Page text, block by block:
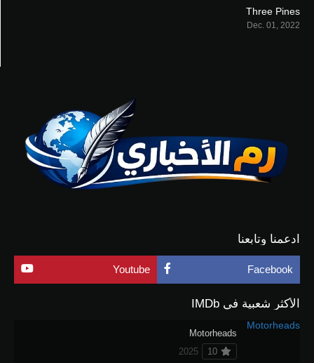
Three Pines
Dec. 01, 2022
ادعمنا وتابعنا
Facebook
Youtube
الأكثر شعبية في IMDb
Motorheads
10
2025